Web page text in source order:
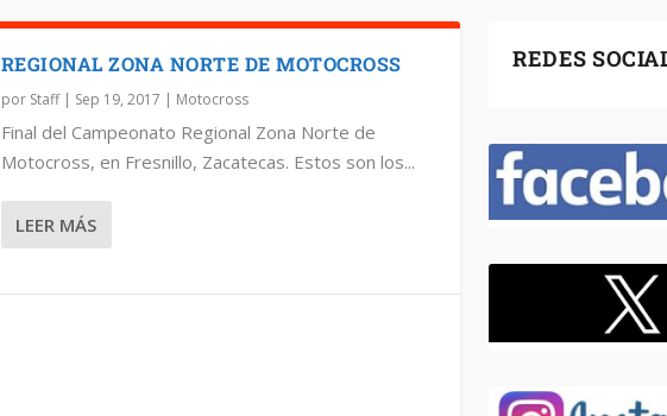
REGIONAL ZONA NORTE DE MOTOCROSS
por Staff| Sep 19, 2017 | Motocross
Final del Campeonato Regional Zona Norte de
Motocross, en Fresnillo, Zacatecas. Estos son los...
LEER MÁS
REDES